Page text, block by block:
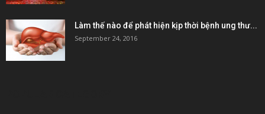
Làm thế nào để phát hiện kịp thời bệnh ung thư...
September 24, 2016